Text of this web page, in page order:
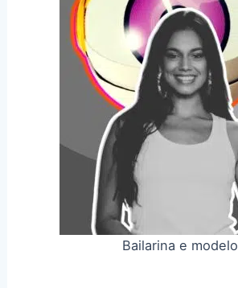
Bailarina e modelo